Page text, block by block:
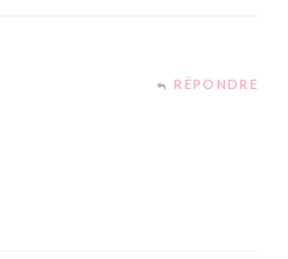
RÉPONDRE